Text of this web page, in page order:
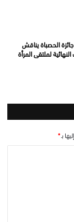
الحصباة يناقش
لملتقى المرأة
بـ*